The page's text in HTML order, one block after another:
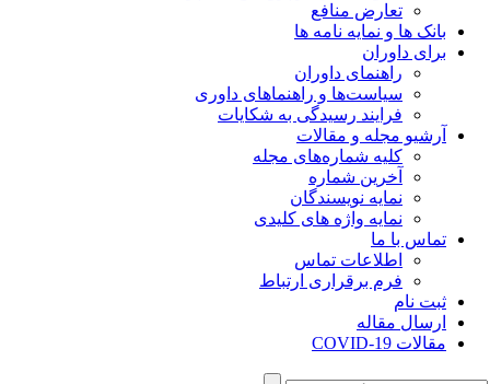
تعارض منافع
بانک ها و نمایه نامه ها
برای داوران
راهنمای داوران
سیاست‌ها و راهنماهای داوری
فرایند رسیدگی به شکایات
آرشیو مجله و مقالات
کلیه شماره‌های مجله
آخرین شماره
نمایه نویسندگان
نمایه واژه های کلیدی
تماس با ما
اطلاعات تماس
فرم برقراری ارتباط
ثبت نام
ارسال مقاله
مقالات COVID-19